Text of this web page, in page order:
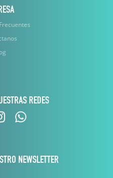
REDES
NEWSLETTER